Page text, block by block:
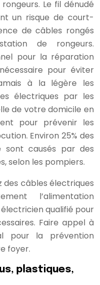
Le fil dénudé
un risque de court-
de câbles rongés
de rongeurs.
pour la réparation
pour éviter
à la légère les
électriques par les
de votre domicile en
pour prévenir les
Environ 25% des
sont causés par des
selon les pompiers.
des câbles électriques
l’alimentation
qualifié pour
Faire appel à
pour la prévention
foyer.
plastiques,